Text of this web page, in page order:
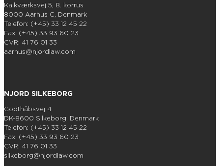
Kalkværksvej 5, 8. korrus
8000 Aarhus C, Denmark
Telefon: (+45) 33 12 45 22
Fax: (+45) 33 93 60 23
CVR: 41 76 01 33
aarhus@njordlaw.com
NJORD SILKEBORG
Godthåbsvej 4
DK-8600 Silkeborg, Denmark
Telefon: (+45) 33 12 45 22
Fax: (+45) 33 93 60 23
CVR: 41 76 01 33
silkeborg@njordlaw.com